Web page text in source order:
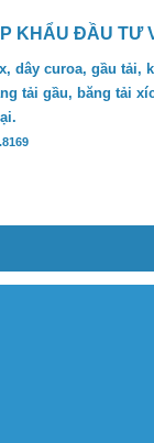
KHẨU ĐẦU TƯ
dây curoa, gầu tải,
tải gầu, băng tải